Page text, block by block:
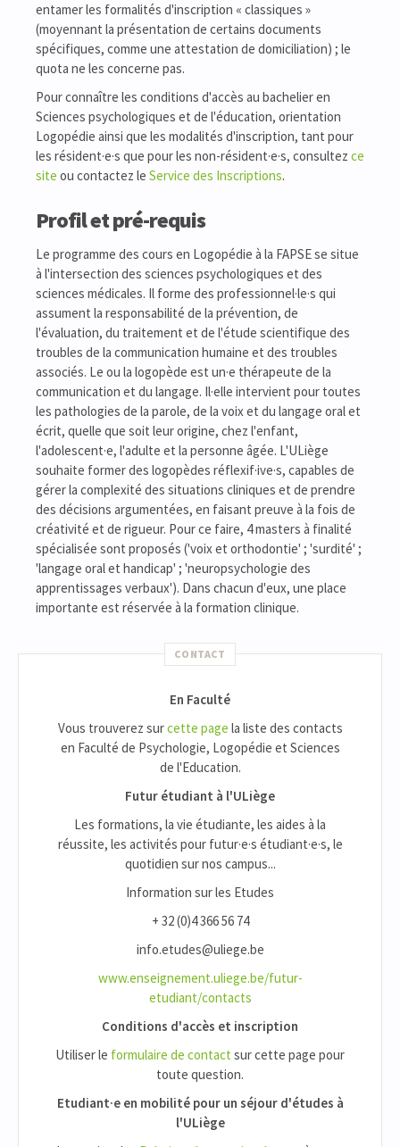
entamer les formalités d'inscription « classiques »
(moyennant la présentation de certains documents
spécifiques, comme une attestation de domiciliation) ; le
quota ne les concerne pas.
Pour connaître les conditions d'accès au bachelier en
Sciences psychologiques et de l'éducation, orientation
Logopédie ainsi que les modalités d'inscription, tant pour
les résident·e·s que pour les non-résident·e·s, consultez ce
site ou contactez le Service des Inscriptions.
Profil et pré-requis
Le programme des cours en Logopédie à la FAPSE se situe
à l'intersection des sciences psychologiques et des
sciences médicales. Il forme des professionnel·le·s qui
assument la responsabilité de la prévention, de
l'évaluation, du traitement et de l'étude scientifique des
troubles de la communication humaine et des troubles
associés. Le ou la logopède est un·e thérapeute de la
communication et du langage. Il·elle intervient pour toutes
les pathologies de la parole, de la voix et du langage oral et
écrit, quelle que soit leur origine, chez l'enfant,
l'adolescent·e, l'adulte et la personne âgée. L'ULiège
souhaite former des logopèdes réflexif·ive·s, capables de
gérer la complexité des situations cliniques et de prendre
des décisions argumentées, en faisant preuve à la fois de
créativité et de rigueur. Pour ce faire, 4 masters à finalité
spécialisée sont proposés ('voix et orthodontie' ; 'surdité' ;
'langage oral et handicap' ; 'neuropsychologie des
apprentissages verbaux'). Dans chacun d'eux, une place
importante est réservée à la formation clinique.
CONTACT
En Faculté
Vous trouverez surcette page la liste des contacts
en Faculté de Psychologie, Logopédie et Sciences
de l'Education.
Futur étudiant à l'ULiège
Les formations, la vie étudiante, les aides à la
réussite, les activités pour futur·e·s étudiant·e·s, le
quotidien sur nos campus...
Information sur les Etudes
+ 32 (0)4 366 56 74
info.etudes@uliege.be
www.enseignement.uliege.be/futur-
etudiant/contacts
Conditions d'accès et inscription
Utiliser le formulaire de contact sur cette page pour
toute question.
Etudiant·e en mobilité pour un séjour d'études à
l'ULiège